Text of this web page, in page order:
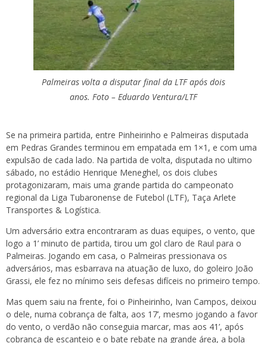
Palmeiras volta a disputar final da LTF após dois
anos. Foto – Eduardo Ventura/LTF
Se na primeira partida, entre Pinheirinho e Palmeiras disputada
em Pedras Grandes terminou em empatada em 1×1, e com uma
expulsão de cada lado. Na partida de volta, disputada no ultimo
sábado, no estádio Henrique Meneghel, os dois clubes
protagonizaram, mais uma grande partida do campeonato
regional da Liga Tubaronense de Futebol (LTF), Taça Arlete
Transportes & Logística.
Um adversário extra encontraram as duas equipes, o vento, que
logo a 1’ minuto de partida, tirou um gol claro de Raul para o
Palmeiras. Jogando em casa, o Palmeiras pressionava os
adversários, mas esbarrava na atuação de luxo, do goleiro João
Grassi, ele fez no mínimo seis defesas difíceis no primeiro tempo.
Mas quem saiu na frente, foi o Pinheirinho, Ivan Campos, deixou
o dele, numa cobrança de falta, aos 17’, mesmo jogando a favor
do vento, o verdão não conseguia marcar, mas aos 41’, após
cobrança de escanteio e o bate rebate na grande área, a bola